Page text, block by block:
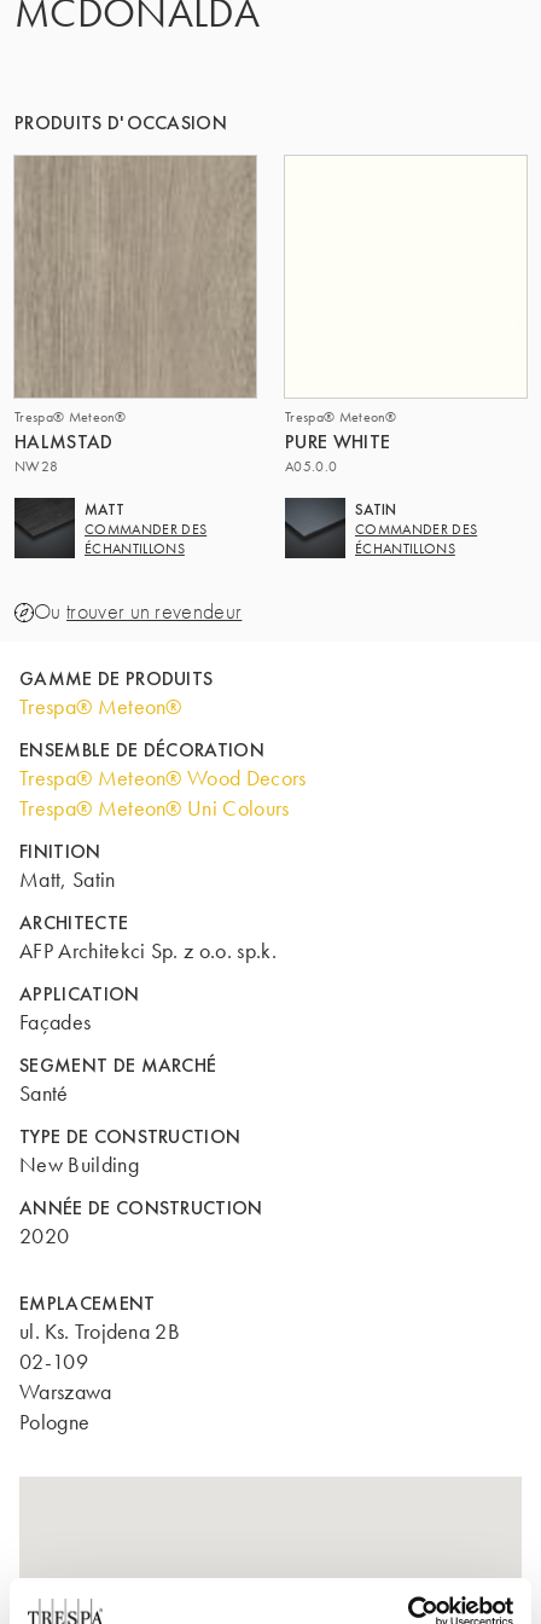
MCDONALDA
PRODUITS D'OCCASION
Trespa® Meteon®
HALMSTAD
NW28
MATT
COMMANDER DES
ÉCHANTILLONS
Trespa® Meteon®
PURE WHITE
A05.0.0
SATIN
COMMANDER DES
ÉCHANTILLONS
Ou trouver un revendeur
GAMME DE PRODUITS
Trespa® Meteon®
ENSEMBLE DE DÉCORATION
Trespa® Meteon® Wood Decors
Trespa® Meteon® Uni Colours
FINITION
Matt, Satin
ARCHITECTE
AFP Architekci Sp. z o.o. sp.k.
APPLICATION
Façades
SEGMENT DE MARCHÉ
Santé
TYPE DE CONSTRUCTION
New Building
ANNÉE DE CONSTRUCTION
2020
EMPLACEMENT
ul. Ks. Trojdena 2B
02-109
Warszawa
Pologne